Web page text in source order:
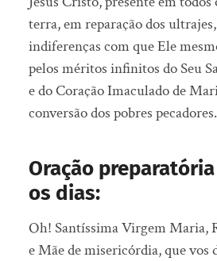
terra, em reparação dos
indiferenças com que Ele
pelos méritos infinitos do Seu
e do Coração Imaculado de
conversão dos pobres pecadores.
Oração
os dias:
Oh! Santíssima Virgem Maria,
e Mãe de misericórdia, que vos